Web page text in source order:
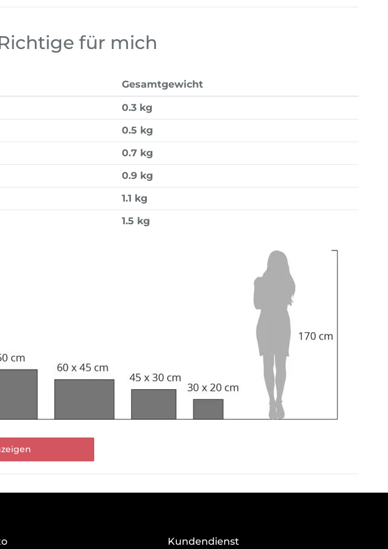
für mich
Gesamtgewicht
0.3 kg
0.5 kg
0.7 kg
0.9 kg
1.1 kg
1.5 kg
Kundendienst